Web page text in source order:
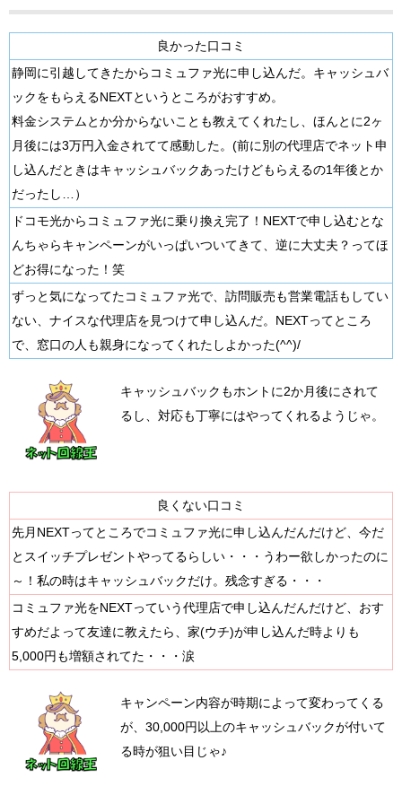
良かった口コミ
静岡に引越してきたからコミュファ光に申し込んだ。キャッシュバ
ックをもらえるNEXTというところがおすすめ。
料金システムとか分からないことも教えてくれたし、ほんとに2ヶ
月後には3万円入金されてて感動した。(前に別の代理店でネット申
し込んだときはキャッシュバックあったけどもらえるの1年後とか
だったし…）
ドコモ光からコミュファ光に乗り換え完了！NEXTで申し込むとな
んちゃらキャンペーンがいっぱいついてきて、逆に大丈夫？ってほ
どお得になった！笑
ずっと気になってたコミュファ光で、訪問販売も営業電話もしてい
ない、ナイスな代理店を見つけて申し込んだ。NEXTってところ
で、窓口の人も親身になってくれたしよかった(^^)/
キャッシュバックもホントに2か月後にされて
るし、対応も丁寧にはやってくれるようじゃ。
良くない口コミ
先月NEXTってところでコミュファ光に申し込んだんだけど、今だ
とスイッチプレゼントやってるらしい・・・うわー欲しかったのに
～！私の時はキャッシュバックだけ。残念すぎる・・・
コミュファ光をNEXTっていう代理店で申し込んだんだけど、おす
すめだよって友達に教えたら、家(ウチ)が申し込んだ時よりも
5,000円も増額されてた・・・涙
キャンペーン内容が時期によって変わってくる
が、30,000円以上のキャッシュバックが付いて
る時が狙い目じゃ♪